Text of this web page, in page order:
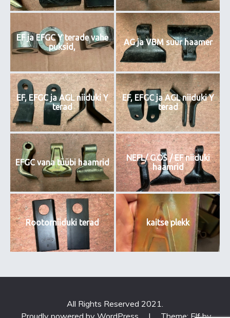
EF ja EFGC Y terade vahe
puksid,
AG ja VBM suur haamer
EF, EFGC ja AGL niiduki Y
terad
EF, EFGC ja AGL niiduki Y
terad
EFGC vana tüübi haamrid
NEFL/ G.OS / EF niiduki
haamrid
Rootorniiduki terad kaitse plekk
All Rights Reserved 2021.
Proudly powered by WordPress
| Theme: Elf by